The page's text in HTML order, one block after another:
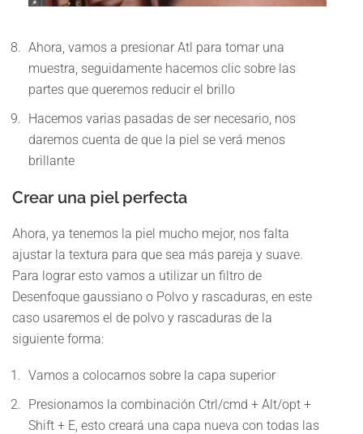
Ahora, vamos a presionar Atl para tomar una
muestra, seguidamente hacemos clic sobre las
partes que queremos reducir el brillo
Hacemos varias pasadas de ser necesario, nos
daremos cuenta de que la piel se verá menos
brillante
Crear una piel perfecta
Ahora, ya tenemos la piel mucho mejor, nos falta
ajustar la textura para que sea más pareja y suave.
Para lograr esto vamos a utilizar un filtro de
Desenfoque gaussiano o Polvo y rascaduras, en este
caso usaremos el de polvo y rascaduras de la
siguiente forma:
Vamos a colocarnos sobre la capa superior
Presionamos la combinación Ctrl/cmd + Alt/opt +
Shift + E, esto creará una capa nueva con todas las